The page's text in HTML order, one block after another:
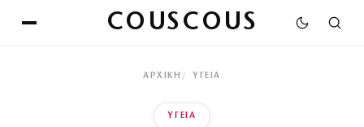
COUSCOUS
ΑΡΧΙΚΉ ΥΓΕΙΑ
ΥΓΕΙΑ